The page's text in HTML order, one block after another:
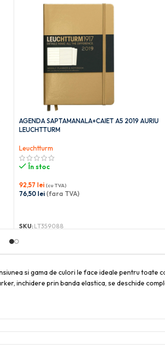
AGENDA SAPTAMANALA+CAIET A5 2019 AURIU
LEUCHTTURM
Leuchtturm
În stoc
92,57 lei (cu TVA)
76,50 lei (fara TVA)
SKU:LT359088
si gama de culori le face ideale pentru
inchidere prin banda elastica, se deschide